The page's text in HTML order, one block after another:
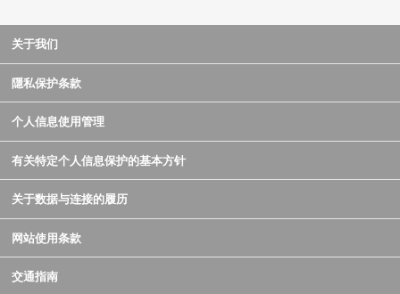
关于我们
隱私保护条款
个人信息使用管理
有关特定个人信息保护的基本方针
关于数据与连接的履历
网站使用条款
交通指南